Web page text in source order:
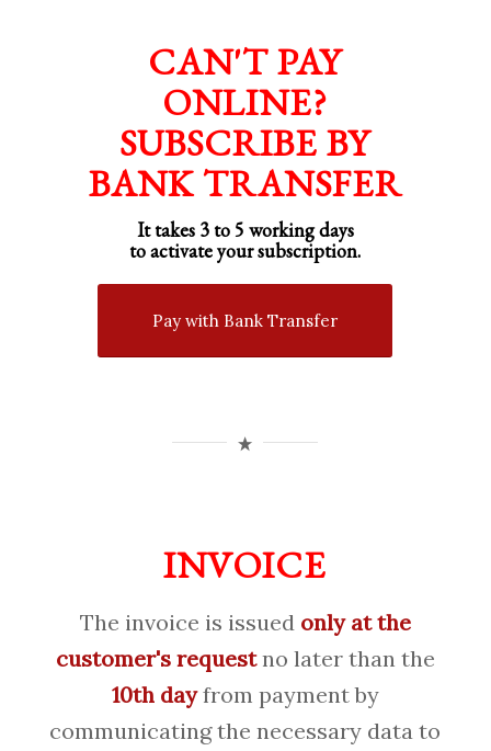
CAN'T PAY
ONLINE?
SUBSCRIBE BY
BANK TRANSFER
It takes 3 to 5 working days
to activate your subscription.
Pay with Bank Transfer
INVOICE
The invoice is issued only at the
customer's requestno later than the
10th dayfrom payment by
communicating the necessary data to